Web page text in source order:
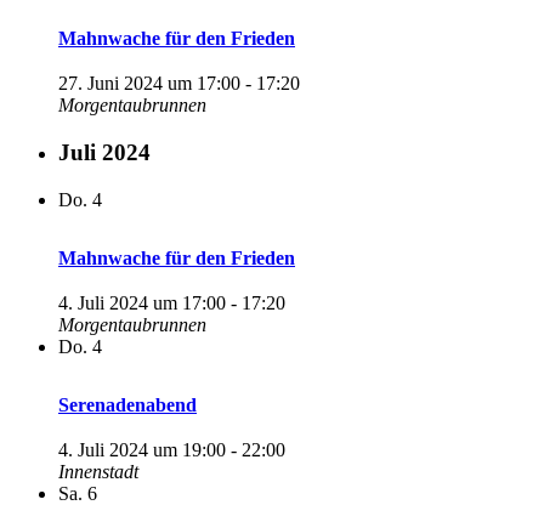
Mahnwache für den Frieden
27. Juni 2024 um 17:00 - 17:20
Morgentaubrunnen
Juli 2024
Do. 4
Mahnwache für den Frieden
4. Juli 2024 um 17:00 - 17:20
Morgentaubrunnen
Do. 4
Serenadenabend
4. Juli 2024 um 19:00 - 22:00
Innenstadt
Sa. 6